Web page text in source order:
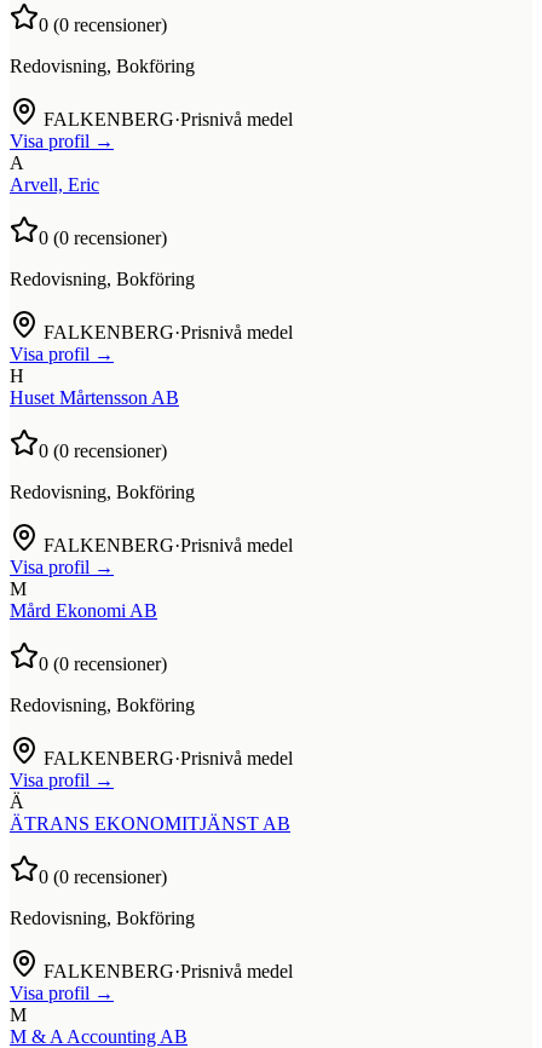
0 (0 recensioner)
Redovisning, Bokföring
FALKENBERG·Prisnivå medel
Visa profil →
A
Arvell, Eric
0 (0 recensioner)
Redovisning, Bokföring
FALKENBERG·Prisnivå medel
Visa profil →
H
Huset Mårtensson AB
0 (0 recensioner)
Redovisning, Bokföring
FALKENBERG·Prisnivå medel
Visa profil →
M
Mård Ekonomi AB
0 (0 recensioner)
Redovisning, Bokföring
FALKENBERG·Prisnivå medel
Visa profil →
Ä
ÄTRANS EKONOMITJÄNST AB
0 (0 recensioner)
Redovisning, Bokföring
FALKENBERG·Prisnivå medel
Visa profil →
M
M & A Accounting AB